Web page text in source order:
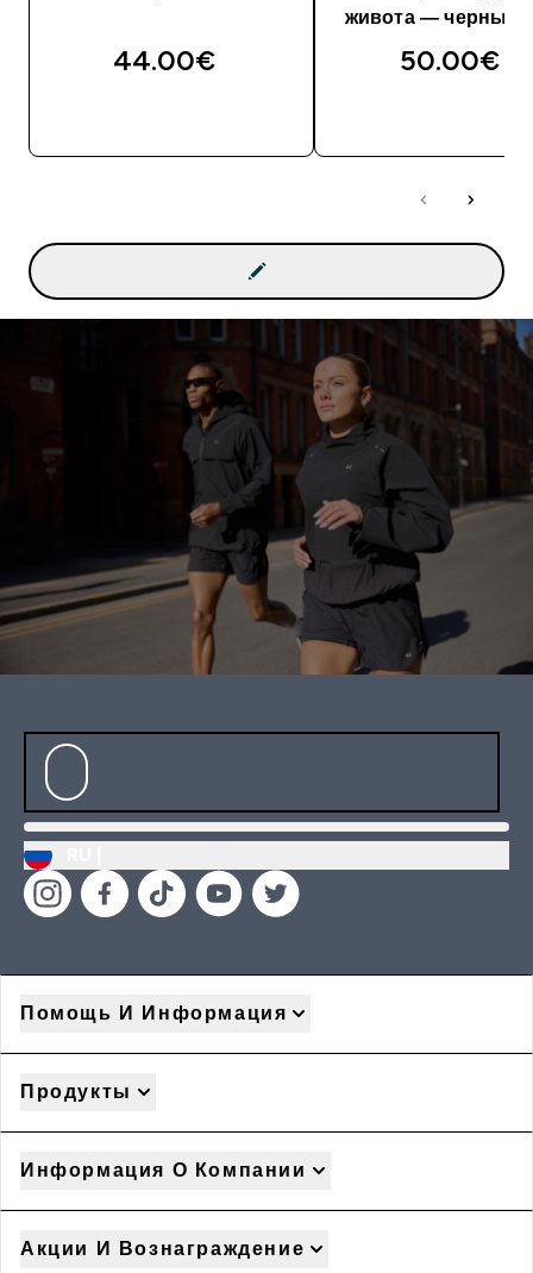
44.00€‎
живота — черный
50.00€‎
Помощь И Информация
Продукты
Информация О Компании
Акции И Вознаграждение